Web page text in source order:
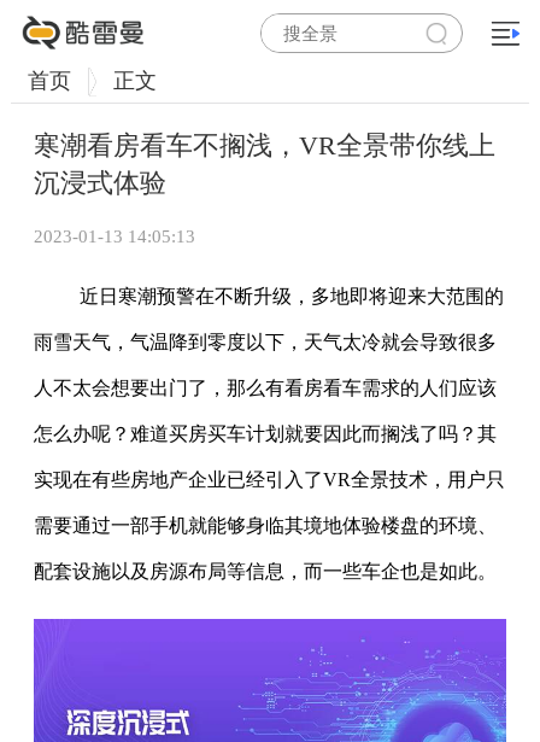
首页 正文
寒潮看房看车不搁浅，VR全景带你线上
沉浸式体验
2023-01-13 14:05:13
近日寒潮预警在不断升级，多地即将迎来大范围的
雨雪天气，气温降到零度以下，天气太冷就会导致很多
人不太会想要出门了，那么有看房看车需求的人们应该
怎么办呢？难道买房买车计划就要因此而搁浅了吗？其
实现在有些房地产企业已经引入了VR全景技术，用户只
需要通过一部手机就能够身临其境地体验楼盘的环境、
配套设施以及房源布局等信息，而一些车企也是如此。